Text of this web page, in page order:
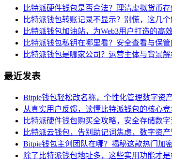
比特派硬件钱包是否合法？理清虚拟货币
比特派钱包转账记录不显示？别慌，这几
比特派钱包加油站，为Web3用户打造的高
比特派钱包私钥在哪里看？安全查看与保
比特派钱包是哪家公司？运营主体与背景解
最近发表
Bitpie钱包轻松改名称，个性化管理数字资
从真实用户反馈，读懂比特派钱包的核心竞
比特派硬件钱包购买全攻略，安全存储数
比特派云钱包，告别助记词焦虑，数字资
Bitpie钱包主创团队在哪？揭秘这款热门加
除了比特派钱包地址多，这些实用功能才